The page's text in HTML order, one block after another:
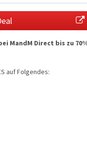
MandM Direct bis zu
auf Folgendes: